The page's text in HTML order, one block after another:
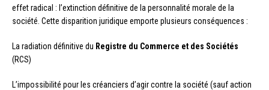
effet radical : l’extinction définitive de la personnalité morale de la
société. Cette disparition juridique emporte plusieurs conséquences :
La radiation définitive du Registre du Commerce et des Sociétés
(RCS)
L’impossibilité pour les créanciers d’agir contre la société (sauf action